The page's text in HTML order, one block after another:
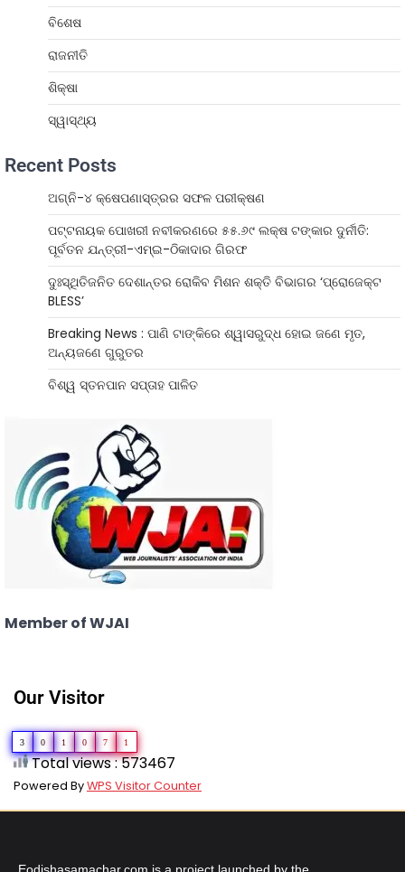
ବିଶେଷ
ରାଜନୀତି
ଶିକ୍ଷା
ସ୍ୱାସ୍ଥ୍ୟ
Recent Posts
ଅଗ୍ନି-୪ କ୍ଷେପଣାସ୍ତ୍ରର ସଫଳ ପରୀକ୍ଷଣ
ପଟ୍ଟନାୟକ ପୋଖରୀ ନବୀକରଣରେ ୫୫.୬୯ ଲକ୍ଷ ଟଙ୍କାର ଦୁର୍ନୀତି:
ପୂର୍ବତନ ଯନ୍ତ୍ରୀ-ଏମ୍‌ଇ-ଠିକାଦାର ଗିରଫ
ଦୁଃସ୍ଥିତିଜନିତ ଦେଶାନ୍ତର ରୋକିବ ମିଶନ ଶକ୍ତି ବିଭାଗର ‘ପ୍ରୋଜେକ୍ଟ
BLESS’
Breaking News : ପାଣି ଟାଙ୍କିରେ ଶ୍ୱାସରୁଦ୍ଧ ହୋଇ ଜଣେ ମୃତ,
ଅନ୍ୟଜଣେ ଗୁରୁତର
ବିଶ୍ୱ ସ୍ତନପାନ ସପ୍ତାହ ପାଳିତ
Member of WJAI
Our Visitor
3 0 1 0 7 1
Total views : 573467
Powered ByWPS Visitor Counter